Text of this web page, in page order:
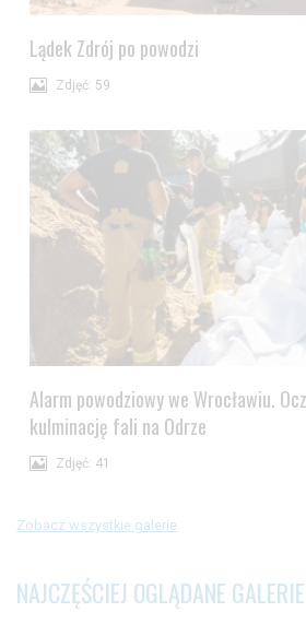
Lądek Zdrój po powodzi
Zdjęć: 59
Alarm powodziowy we Wrocławiu.
kulminację fali na Odrze
Zdjęć: 41
Zobacz wszystkie galerie
NAJCZĘŚCIEJ OGLĄDANE GALERIE